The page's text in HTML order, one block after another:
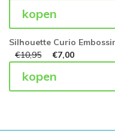
kopen
Silhouette Curio
€10,95 €7,00
kopen